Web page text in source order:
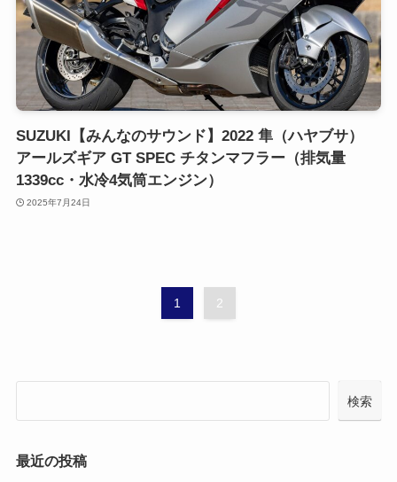
SUZUKI【みんなのサウンド】2022 隼（ハヤブサ）
アールズギア GT SPEC チタンマフラー（排気量
1339cc・水冷4気筒エンジン）
2025年7月24日
1 2
検索
最近の投稿